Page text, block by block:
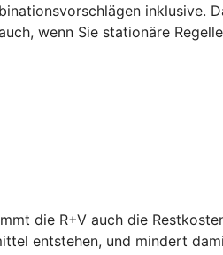
inklusive.
wenn Sie stationäre
die R+V auch die
entstehen, und mindert